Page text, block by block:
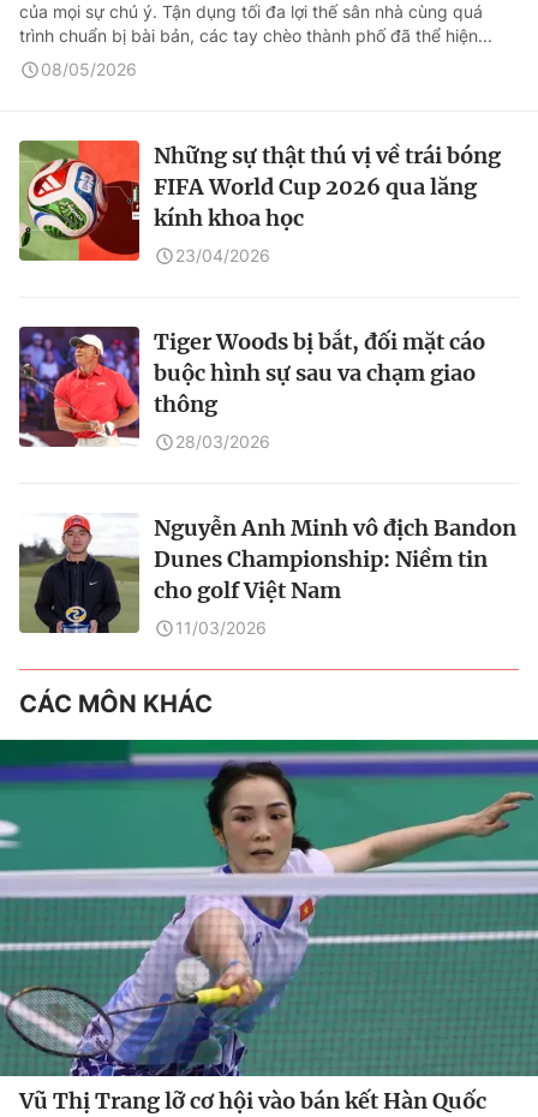
của mọi sự chú ý. Tận dụng tối đa lợi thế sân nhà cùng quá
trình chuẩn bị bài bản, các tay chèo thành phố đã thể hiện...
08/05/2026
Những sự thật thú vị về trái bóng
FIFA World Cup 2026 qua lăng
kính khoa học
23/04/2026
Tiger Woods bị bắt, đối mặt cáo
buộc hình sự sau va chạm giao
thông
28/03/2026
Nguyễn Anh Minh vô địch Bandon
Dunes Championship: Niềm tin
cho golf Việt Nam
11/03/2026
CÁC MÔN KHÁC
Vũ Thị Trang lỡ cơ hội vào bán kết Hàn Quốc